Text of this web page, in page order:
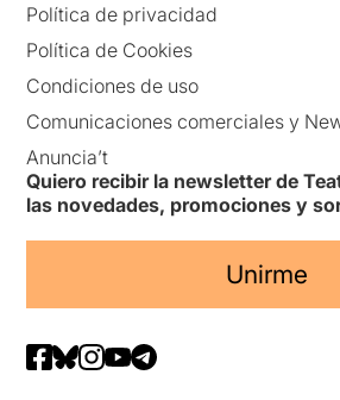
Política de privacidad
Política de Cookies
Condiciones de uso
Comunicaciones comerciales y
Anuncia’t
Quiero recibir la newsletter de
las novedades, promociones y
Unirme